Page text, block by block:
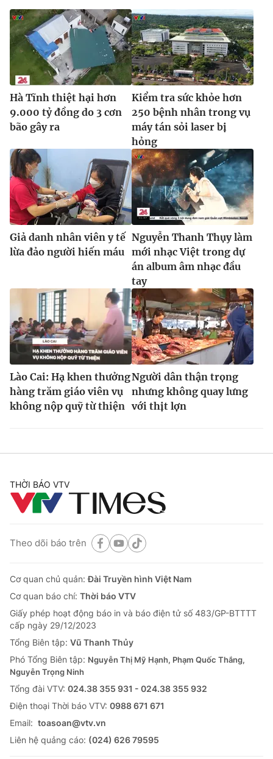
® Cấm sao chép dưới mọi hình thức nếu không có sự chấp
thuận bằng văn bản. Ghi rõ nguồn VTV.vn khi phát hành lại
thông tin từ website này.
Hà Tĩnh thiệt hại hơn
9.000 tỷ đồng do 3 cơn
bão gây ra
Kiểm tra sức khỏe hơn
250 bệnh nhân trong vụ
máy tán sỏi laser bị
hỏng
Giả danh nhân viên y tế
lừa đảo người hiến máu
Nguyễn Thanh Thụy làm
mới nhạc Việt trong dự
án album âm nhạc đầu
tay
Lào Cai: Hạ khen thưởng
hàng trăm giáo viên vụ
không nộp quỹ từ thiện
Người dân thận trọng
nhưng không quay lưng
với thịt lợn
THỜI BÁO VTV
Theo dõi báo trên
Cơ quan chủ quản:Đài Truyền hình Việt Nam
Cơ quan báo chí: Thời báo VTV
Giấy phép hoạt động báo in và báo điện tử số 483/GP-BTTTT
cấp ngày 29/12/2023
Tổng Biên tập: Vũ Thanh Thủy
Phó Tổng Biên tập: Nguyễn Thị Mỹ Hạnh, Phạm Quốc Thắng,
Nguyễn Trọng Ninh
Tổng đài VTV: 024.38 355 931 - 024.38 355 932
Ðiện thoại Thời báo VTV: 0988 671 671
Email: toasoan@vtv.vn
Liên hệ quảng cáo: (024) 626 79595